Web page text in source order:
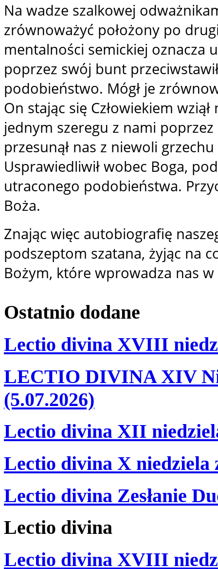
Na wadze szalkowej
zrównoważyć położony po
mentalności semickiej oznacza
poprzez swój bunt
podobieństwo. Mógł je
On stając się Człowiekiem
jednym szeregu z nami
przesunął nas z niewoli
Usprawiedliwił wobec Boga,
utraconego podobieństwa.
Boża.
Znając więc autobiografię
podszeptom szatana, żyjąc na
Bożym, które wprowadza nas w
Ostatnio dodane
Lectio divina XVIII
LECTIO DIVINA XIV
(5.07.2026)
Lectio divina XII
Lectio divina X niedziela
Lectio divina Zesłanie
Lectio divina
Lectio divina XVIII